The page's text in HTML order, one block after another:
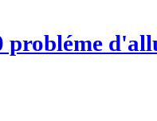
probléme